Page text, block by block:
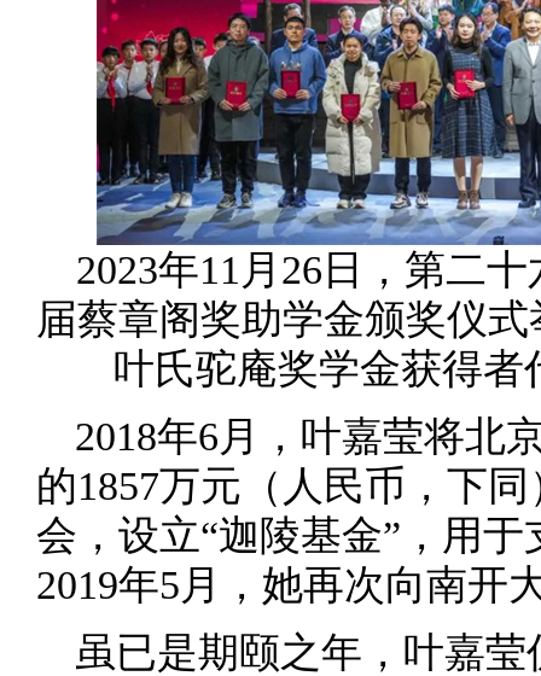
2023年11月26日，第二
届蔡章阁奖助学金颁奖仪
叶氏驼庵奖学金获得
2018年6月，叶嘉莹将北
的1857万元（人民币，下
会，设立“迦陵基金”，用
2019年5月，她再次向南开
虽已是期颐之年，叶嘉